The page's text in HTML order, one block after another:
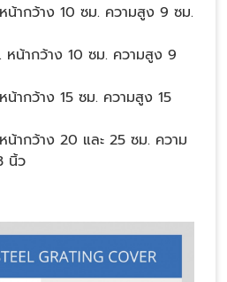
น้ากว้าง 10 ซม. ความสูง 9 ซม.
หน้ากว้าง 10 ซม. ความสูง 9
ากว้าง 15 ซม. ความสูง 15
น้ากว้าง 20 และ 25 ซม. ความ
นิ้ว